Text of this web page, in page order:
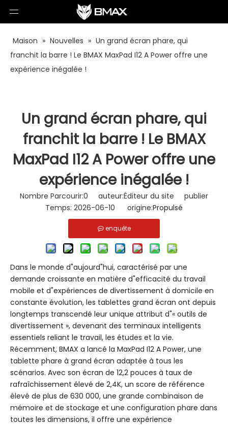
Maison » Nouvelles » Un grand écran phare, qui
franchit la barre ! Le BMAX MaxPad I12 A Power offre une
expérience inégalée !
Un grand écran phare, qui
franchit la barre ! Le BMAX
MaxPad I12 A Power offre une
expérience inégalée !
Nombre Parcourir:0 auteur:Éditeur du site publier
Temps: 2026-06-10 origine:Propulsé
enquête
Dans le monde d"aujourd"hui, caractérisé par une
demande croissante en matière d"efficacité du travail
mobile et d"expériences de divertissement à domicile en
constante évolution, les tablettes grand écran ont depuis
longtemps transcendé leur unique attribut d"« outils de
divertissement », devenant des terminaux intelligents
essentiels reliant le travail, les études et la vie.
Récemment, BMAX a lancé la MaxPad I12 A Power, une
tablette phare à grand écran adaptée à tous les
scénarios. Avec son écran de 12,2 pouces à taux de
rafraîchissement élevé de 2,4K, un score de référence
élevé de plus de 630 000, une grande combinaison de
mémoire et de stockage et une configuration phare dans
toutes les dimensions, il offre une expérience